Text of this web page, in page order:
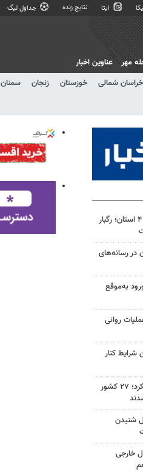
ایتا نتایج زنده جداول لیگ
خراسان شمالی خوزستان زنجان سمنان
مهر عناوین اخبار
هشدار نارنجی هواشناسی برای ۴ استان؛ رگبار
در رسانه‌های
به‌موقع
روانی
کنار
صادرات سمنان ۳۶ درصد رشد کرد؛ ۲۷ کشور
شنیدن
خارجی